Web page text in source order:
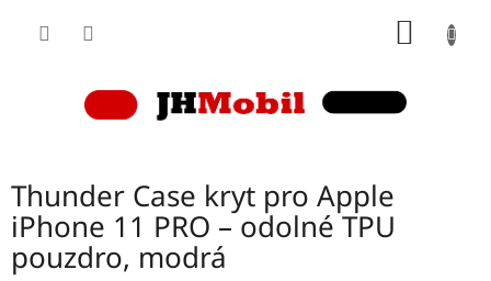
Thunder Case kryt pro Apple
iPhone 11 PRO – odolné TPU
pouzdro, modrá